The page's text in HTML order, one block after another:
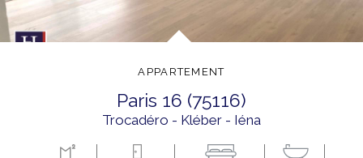
APPARTEMENT
paris 16 (75116)
Trocadéro - Kléber - Iéna